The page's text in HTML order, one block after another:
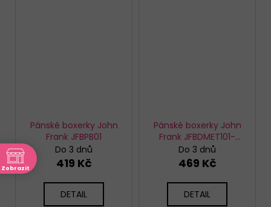
Pánské boxerky John
Frank JFBPB01
Do 3 dnů
419 Kč
DETAIL
Pánské boxerky John
Frank JFBDMET101-
CHAIN GOLD
Do 3 dnů
469 Kč
DETAIL
Zobrazit